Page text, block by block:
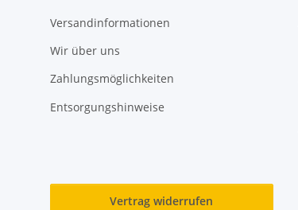
Versandinformationen
Wir über uns
Zahlungsmöglichkeiten
Entsorgungshinweise
Vertrag widerrufen